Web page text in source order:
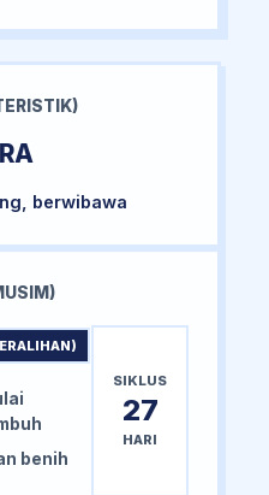
berwibawa
benih
SIKLUS
27
HARI